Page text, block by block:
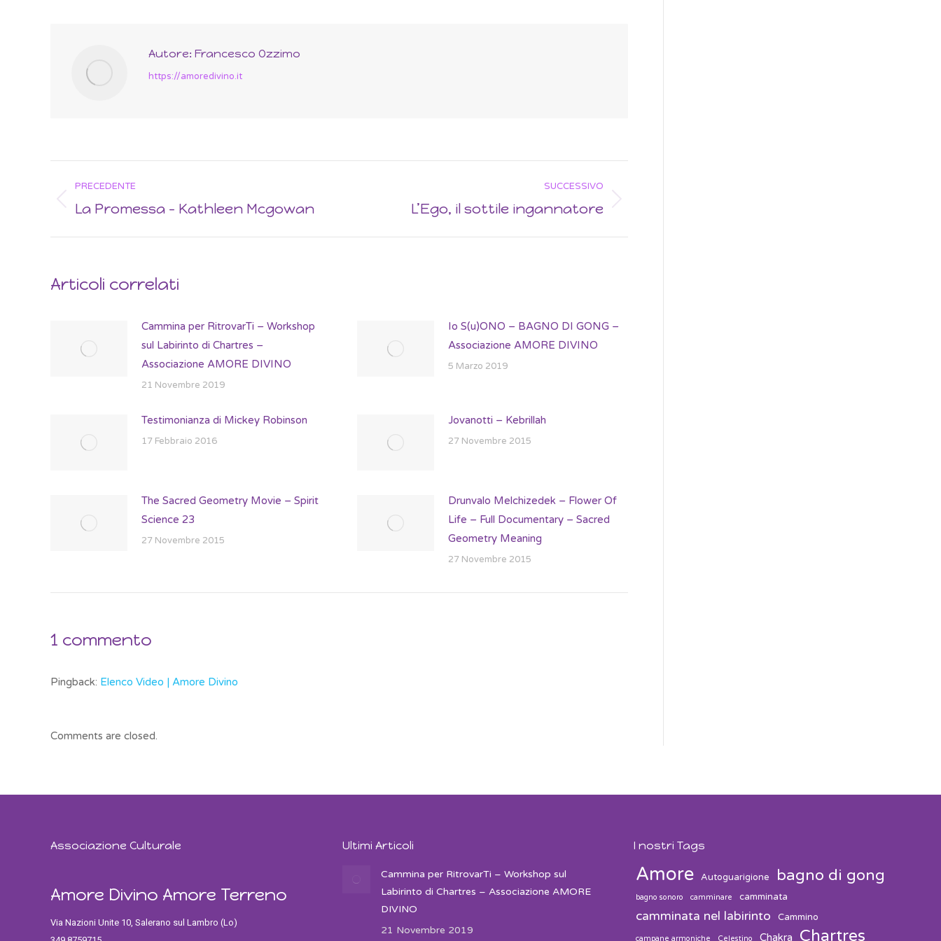
Autore: Francesco Ozzimo
https://amoredivino.it
navigation
PRECEDENTE
Previous
La Promessa – Kathleen Mcgowan
SUCCESSIVO
L’Ego, il sottile ingannatore
Articoli correlati
Cammina per RitrovarTi – Workshop
sul Labirinto di Chartres –
Associazione AMORE DIVINO
21 Novembre 2019
Io S(u)ONO – BAGNO DI GONG –
Associazione AMORE DIVINO
5 Marzo 2019
Testimonianza di Mickey Robinson
17 Febbraio 2016
Jovanotti – Kebrillah
27 Novembre 2015
The Sacred Geometry Movie – Spirit
Science 23
27 Novembre 2015
Drunvalo Melchizedek – Flower Of
Life – Full Documentary – Sacred
Geometry Meaning
27 Novembre 2015
1 commento
Pingback: Elenco Video | Amore Divino
Comments are closed.
Associazione Culturale
Amore Divino Amore Terreno
Via Nazioni Unite 10, Salerano sul Lambro (Lo)
Ultimi Articoli
Cammina per RitrovarTi – Workshop sul
Labirinto di Chartres – Associazione AMORE
DIVINO
21 Novembre 2019
I nostri Tags
Amore Autoguarigione bagno di gong
bagno sonoro camminare camminata
camminata nel labirinto Cammino
campane armoniche Celestino Chakra Chartres